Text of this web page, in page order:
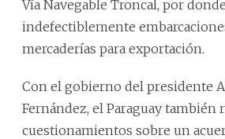
Vía Navegable Troncal, por
indefectiblemente
mercaderías para exportación.
Con el gobierno del presidente
Fernández, el Paraguay también
cuestionamientos sobre un